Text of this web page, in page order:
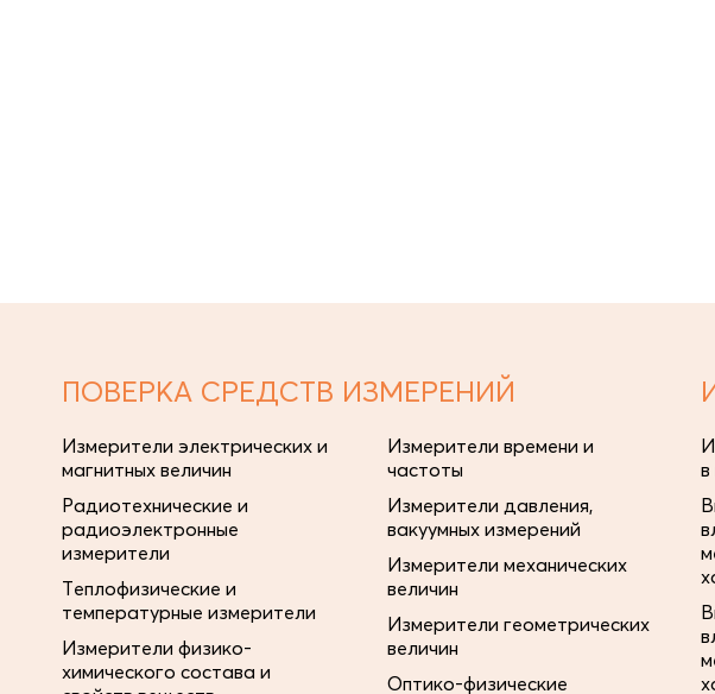
ПОВЕРКА СРЕДСТВ ИЗМЕРЕНИЙ
Измерители электрических и
магнитных величин
Радиотехнические и
радиоэлектронные
измерители
Теплофизические и
температурные измерители
Измерители физико-
химического состава и
Измерители времени и
частоты
Измерители давления,
вакуумных измерений
Измерители механических
величин
Измерители геометрических
величин
Оптико-физические